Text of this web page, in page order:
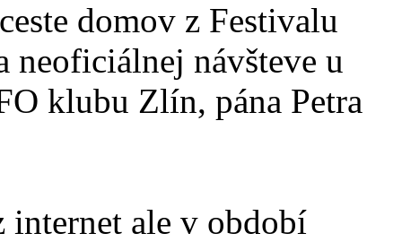
domov z Festivalu
neoficiálnej návšteve u
klubu Zlín, pána Petra
internet ale v období